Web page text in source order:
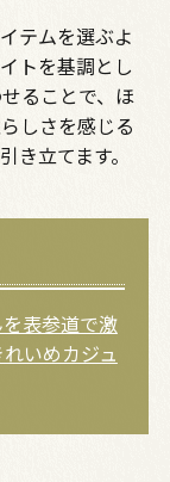
テムを選ぶよ
トを基調とし
ることで、ほ
しさを感じる
き立てます。
表参道で激
いめカジュ